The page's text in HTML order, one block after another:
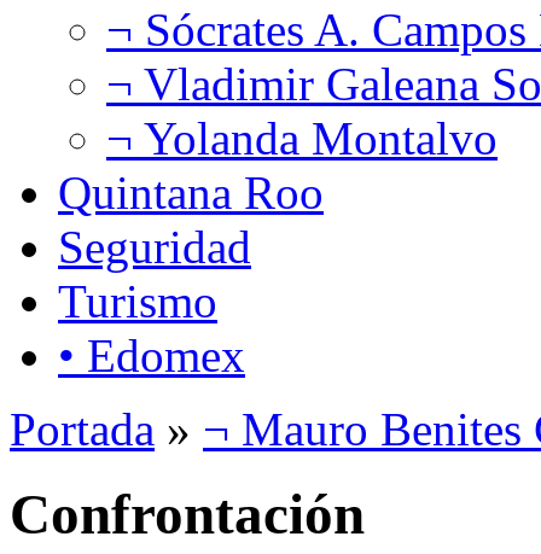
¬ Sócrates A.
¬ Vladimir Galeana
¬ Yolanda Montalvo
Quintana Roo
Seguridad
Turismo
• Edomex
Portada » ¬ Mauro Benites
Confrontación